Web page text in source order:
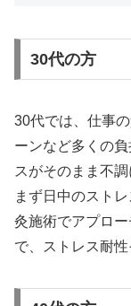
30代の方
30代では、仕事
ーンなど多くの
スがそのまま不
まず日中のスト
灸施術でアプロ
で、ストレス耐性